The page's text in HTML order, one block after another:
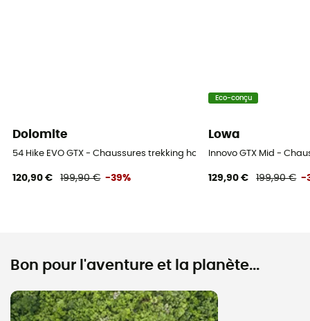
Dolomite
54 Hike EVO GTX - Chaussures trekking homme
120,90 € 199,90 € -39%
Eco-conçu
Lowa
Innovo GTX Mid -
129,90 € 199,90 € -
Bon pour l'aventure et la planète...